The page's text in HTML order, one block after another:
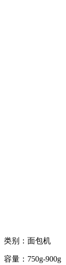
类别：面包机
容量：750g-900g